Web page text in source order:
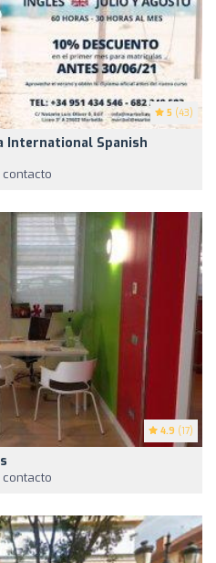
5 (43)
International Spanish
4.9 (17)